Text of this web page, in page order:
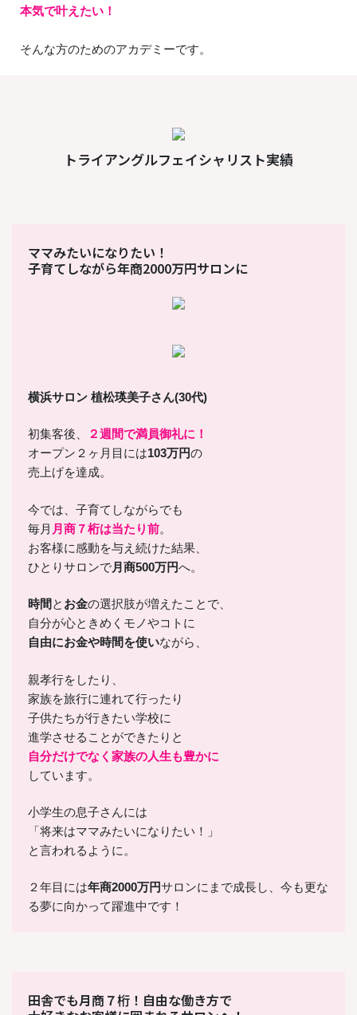
本気で叶えたい！
そんな方のためのアカデミーです。
トライアングルフェイシャリスト実績
ママみたいになりたい！
子育てしながら年商2000万円サロンに
横浜サロン 植松瑛美子さん(30代)
初集客後、
２週間で満員御礼に！
オープン２ヶ月目には103万円の
売上げを達成。
今では、子育てしながらでも
毎月 月商７桁は当たり前。
お客様に感動を与え続けた結果、
ひとりサロンで月商500万円へ。
時間 と お金の選択肢が増えたことで、
自分が心ときめくモノやコトに
自由にお金や時間を使いながら、
親孝行をしたり、
家族を旅行に連れて行ったり
子供たちが行きたい学校に
進学させることができたりと
自分だけでなく家族の人生も豊かに
しています。
小学生の息子さんには
「将来はママみたいになりたい！」
と言われるように。
２年目には年商2000万円サロンにまで成長し、今も更な
る夢に向かって躍進中です！
田舎でも月商７桁！自由な働き方で